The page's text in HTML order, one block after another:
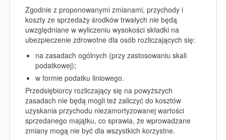
Zgodnie z proponowanymi zmianami, przychody i
koszty ze sprzedaży środków trwałych nie będą
uwzględniane w wyliczeniu wysokości składki na
ubezpieczenie zdrowotne dla osób rozliczających się:
na zasadach ogólnych (przy zastosowaniu skali
podatkowej);
w formie podatku liniowego.
Przedsiębiorcy rozliczający się na powyższych
zasadach nie będą mogli też zaliczyć do kosztów
uzyskania przychodu niezamortyzowanej wartości
sprzedanego majątku, co sprawia, że wprowadzane
zmiany mogą nie być dla wszystkich korzystne.